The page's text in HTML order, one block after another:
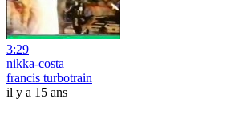
3:29
nikka-costa
francis turbotrain
il y a 15 ans